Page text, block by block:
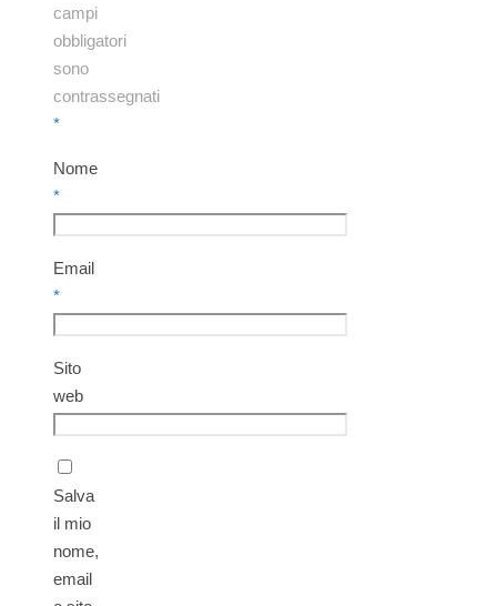
campi
obbligatori
sono
contrassegnati
*
Nome
*
Email
*
Sito
web
Salva
il mio
nome,
email